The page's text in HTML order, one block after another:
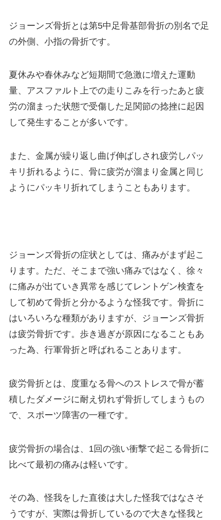
ジョーンズ骨折とは第5中足骨基部骨折の別名で足
の外側、小指の骨折です。
夏休みや春休みなど短期間で急激に増えた運動
量、アスファルト上での走りこみを行ったあと疲
労の溜まった状態で受傷した足関節の捻挫に起因
して発生することが多いです。
また、金属が繰り返し曲げ伸ばしされ疲労しパッ
キリ折れるように、骨に疲労が溜まり金属と同じ
ようにパッキリ折れてしまうこともあります。
ジョーンズ骨折の症状としては、痛みがまず起こ
ります。ただ、そこまで強い痛みではなく、徐々
に痛みが出ていき異常を感じてレントゲン検査を
して初めて骨折と分かるような怪我です。骨折に
はいろいろな種類がありますが、ジョーンズ骨折
は疲労骨折です。歩き過ぎが原因になることもあ
った為、行軍骨折と呼ばれることあります。
疲労骨折とは、度重なる骨へのストレスで骨が蓄
積したダメージに耐え切れず骨折してしまうもの
で、スポーツ障害の一種です。
疲労骨折の場合は、1回の強い衝撃で起こる骨折に
比べて最初の痛みは軽いです。
その為、怪我をした直後は大した怪我ではなさそ
うですが、実際は骨折しているので大きな怪我と